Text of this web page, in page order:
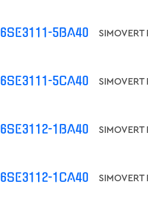
6SE3111-5BA40
6SE3111-5CA40
6SE3112-1BA40
6SE3112-1CA40